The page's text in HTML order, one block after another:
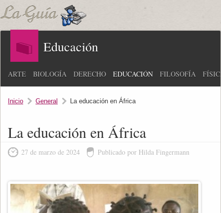
Educación
ARTE BIOLOGÍA DERECHO EDUCACIÓN FILOSOFÍA
Inicio General La educación en África
La educación en África
27 de marzo de 2024 Publicado por Hilda Fingermann